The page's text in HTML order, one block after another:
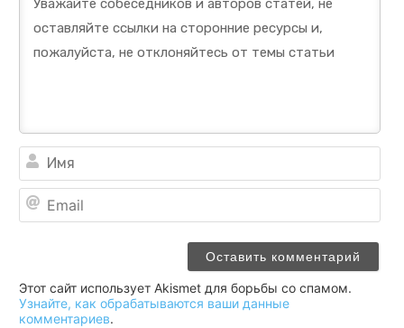
Этот сайт использует Akismet для борьбы со спамом.
Узнайте, как обрабатываются ваши данные
комментариев.